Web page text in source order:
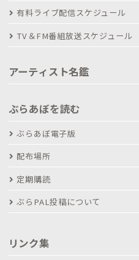
有料ライブ配信スケジュール
TV＆FM番組放送スケジュール
アーティスト名鑑
ぶらあぼを読む
ぶらあぼ電子版
配布場所
定期購読
ぶらPAL投稿について
リンク集